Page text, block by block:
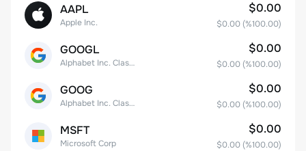
AAPL
Apple Inc.
$0.00
$0.00 (%100.00)
GOOGL
Alphabet Inc. Class A Common Stock
$0.00
$0.00 (%100.00)
GOOG
Alphabet Inc. Class C Capital Stock
$0.00
$0.00 (%100.00)
MSFT
Microsoft Corp
$0.00
$0.00 (%100.00)